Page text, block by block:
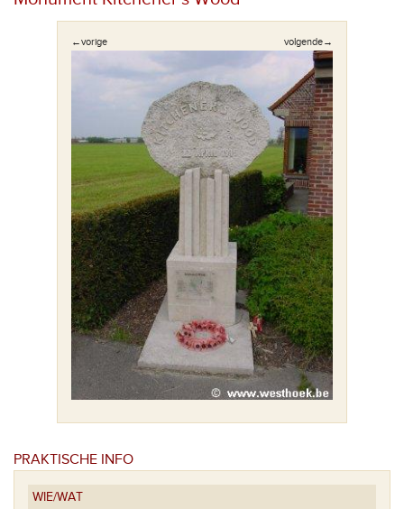
←vorige volgende→
PRAKTISCHE INFO
WIE/WAT